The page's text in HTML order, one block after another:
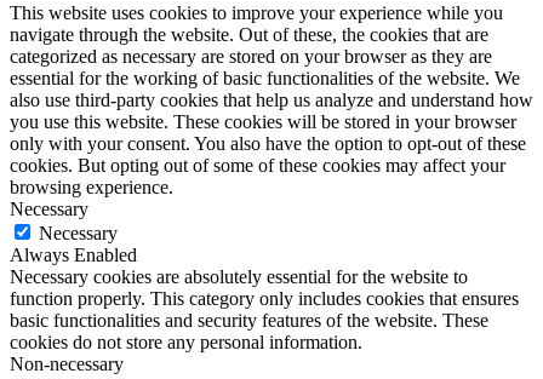
This website uses cookies to improve your experience while you
navigate through the website. Out of these, the cookies that are
categorized as necessary are stored on your browser as they are
essential for the working of basic functionalities of the website. We
also use third-party cookies that help us analyze and understand how
you use this website. These cookies will be stored in your browser
only with your consent. You also have the option to opt-out of these
cookies. But opting out of some of these cookies may affect your
browsing experience.
Necessary
Necessary
Always Enabled
Necessary cookies are absolutely essential for the website to
function properly. This category only includes cookies that ensures
basic functionalities and security features of the website. These
cookies do not store any personal information.
Non-necessary